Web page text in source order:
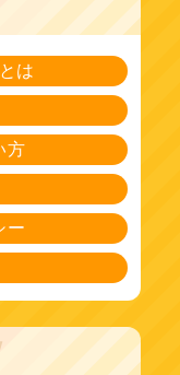
は
方
ー